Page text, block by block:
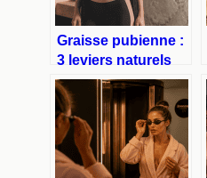
Graisse pubienne :
3 leviers naturels
pour affiner le mont
de Vénus sans
chirurgie